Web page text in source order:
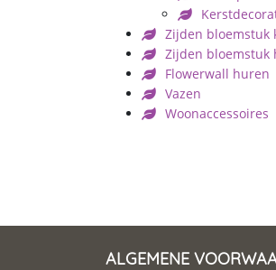
Zijden bloemstuk
Zijden bloemstuk
Flowerwall huren
Vazen
Woonaccessoires
ALGEMENE